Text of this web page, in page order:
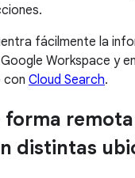
fácilmente la
Workspace y
con Cloud Search.
distintas